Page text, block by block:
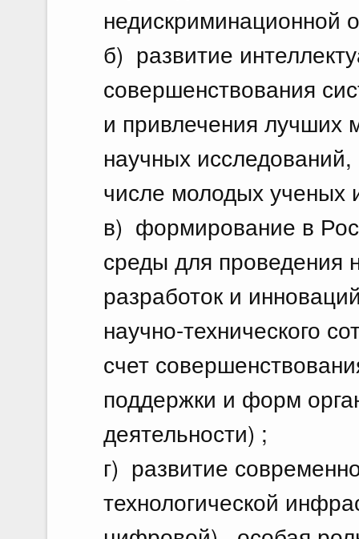
недискриминационной
б) развитие
совершенствования
и привлечения лучших
научных
числе молодых ученых
в) формирование в
среды для проведения
разработок и
научно-технического
счет
поддержки и форм
деятельности) ;
г) развитие
технологической